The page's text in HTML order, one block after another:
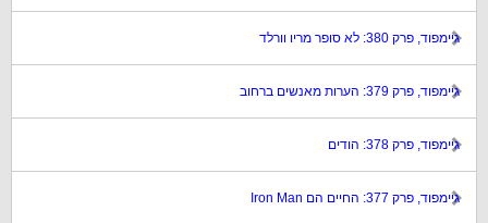
גיימפוד, פרק 380: לא סופר מריו וורלד
גיימפוד, פרק 379: הערות מאנשים ברחוב
גיימפוד, פרק 378: הודים
גיימפוד, פרק 377: החיים הם Iron Man